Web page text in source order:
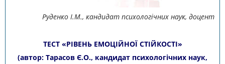
Руденко І.М., кандидат психологічних наук, доцент
ТЕСТ «РІВЕНЬ ЕМОЦІЙНОЇ СТІЙКОСТІ»
(автор: Тарасов Є.О., кандидат психологічних наук,